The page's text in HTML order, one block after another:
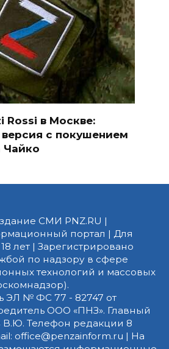
Rossi в Москве:
с покушением
Чайко
СМИ PNZ.RU |
портал | Для
лет | Зарегистрировано
по надзору в сфере
технологий и массовых
ЭЛ № ФС 77 - 82747 от
ООО «ПНЗ». Главный
В.Ю. Телефон редакции 8
office@penzainform.ru | На